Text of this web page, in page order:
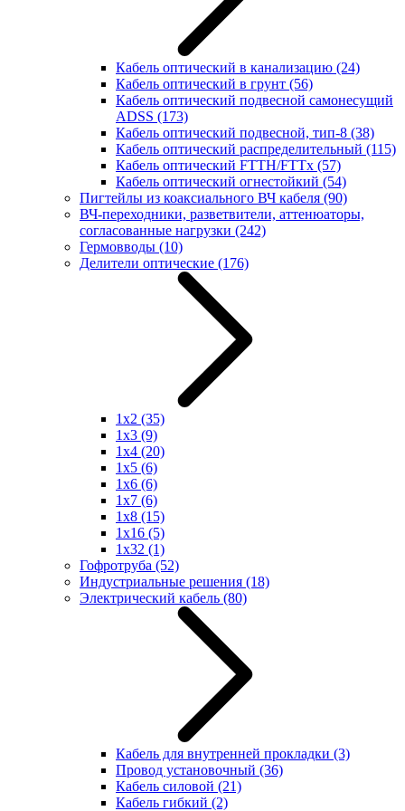
Кабель оптический в канализацию (24)
Кабель оптический в грунт (56)
Кабель оптический подвесной самонесущий
ADSS (173)
Кабель оптический подвесной, тип-8 (38)
Кабель оптический распределительный (115)
Кабель оптический FTTH/FTTx (57)
Кабель оптический огнестойкий (54)
Пигтейлы из коаксиального ВЧ кабеля (90)
ВЧ-переходники, разветвители, аттенюаторы,
согласованные нагрузки (242)
Гермовводы (10)
Делители оптические (176)
1x2 (35)
1x3 (9)
1x4 (20)
1x5 (6)
1x6 (6)
1x7 (6)
1x8 (15)
1x16 (5)
1x32 (1)
Гофротруба (52)
Индустриальные решения (18)
Электрический кабель (80)
Кабель для внутренней прокладки (3)
Провод установочный (36)
Кабель силовой (21)
Кабель гибкий (2)